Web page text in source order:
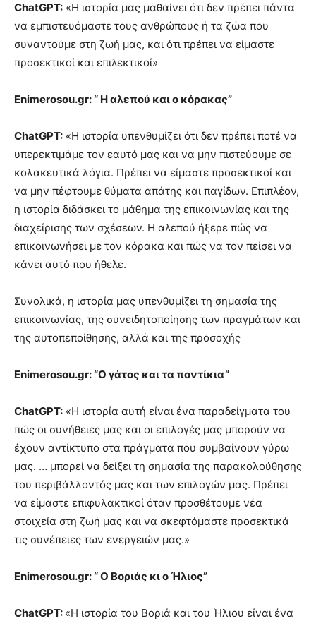
ChatGPT: «Η ιστορία μας μαθαίνει ότι δεν πρέπει πάντα
να εμπιστευόμαστε τους ανθρώπους ή τα ζώα που
συναντούμε στη ζωή μας, και ότι πρέπει να είμαστε
προσεκτικοί και επιλεκτικοί»
Enimerosou.gr: “ Η αλεπού και ο κόρακας”
ChatGPT: «Η ιστορία υπενθυμίζει ότι δεν πρέπει ποτέ να
υπερεκτιμάμε τον εαυτό μας και να μην πιστεύουμε σε
κολακευτικά λόγια. Πρέπει να είμαστε προσεκτικοί και
να μην πέφτουμε θύματα απάτης και παγίδων. Επιπλέον,
η ιστορία διδάσκει το μάθημα της επικοινωνίας και της
διαχείρισης των σχέσεων. Η αλεπού ήξερε πώς να
επικοινωνήσει με τον κόρακα και πώς να τον πείσει να
κάνει αυτό που ήθελε.
Συνολικά, η ιστορία μας υπενθυμίζει τη σημασία της
επικοινωνίας, της συνειδητοποίησης των πραγμάτων και
της αυτοπεποίθησης, αλλά και της προσοχής
Enimerosou.gr: “Ο γάτος και τα ποντίκια”
ChatGPT: «Η ιστορία αυτή είναι ένα παραδείγματα του
πώς οι συνήθειες μας και οι επιλογές μας μπορούν να
έχουν αντίκτυπο στα πράγματα που συμβαίνουν γύρω
μας. … μπορεί να δείξει τη σημασία της παρακολούθησης
του περιβάλλοντός μας και των επιλογών μας. Πρέπει
να είμαστε επιφυλακτικοί όταν προσθέτουμε νέα
στοιχεία στη ζωή μας και να σκεφτόμαστε προσεκτικά
τις συνέπειες των ενεργειών μας.»
Enimerosou.gr: “ Ο Βοριάς κι ο Ήλιος”
ChatGPT: «Η ιστορία του Βοριά και του Ήλιου είναι ένα